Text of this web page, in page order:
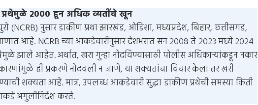
प्रथेमुळे २००० हून अधिक व्यतींचे खून
(NCRB) नुसार डाकीण प्रथा झारखंड, ओडिशा, मध्यप्रदेश, बिहार, छत्तीसगड,
आहे. NCRB च्या आकडेवारीनुसार देशभरात सन २००८ ते २०२३ मध्ये २०२४
झाले आहेत. अर्थात, खरा गुन्हा नोंदविण्यासाठी पोलीस अधिकार्‍यांकडून नकार
ही प्रकरणे नोंदवली न जाणे, या शक्यतांचा विचार केला तर खरी
शक्यता आहे. मात्र, उपलब्ध आकडेवारी सुद्धा डाकीण प्रथेची समस्या किती
अंगुलीनिर्देश करते.